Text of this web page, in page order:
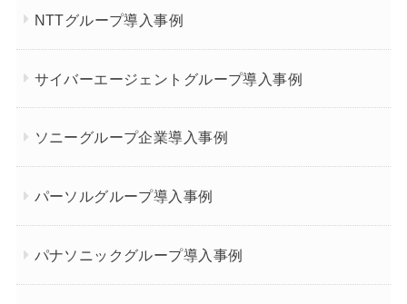
NTTグループ導入事例
サイバーエージェントグループ導入事例
ソニーグループ企業導入事例
パーソルグループ導入事例
パナソニックグループ導入事例